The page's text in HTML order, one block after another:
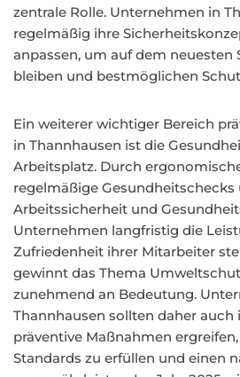
zentrale Rolle. Unternehmen in
regelmäßig ihre
anpassen, um auf dem neuesten
bleiben und bestmöglichen
Ein weiterer wichtiger Bereich
in Thannhausen ist die
Arbeitsplatz. Durch
regelmäßige Gesundheitschecks
Arbeitssicherheit und
Unternehmen langfristig die
Zufriedenheit ihrer Mitarbeiter
gewinnt das Thema
zunehmend an Bedeutung.
Thannhausen sollten daher auch
präventive Maßnahmen
Standards zu erfüllen und einen